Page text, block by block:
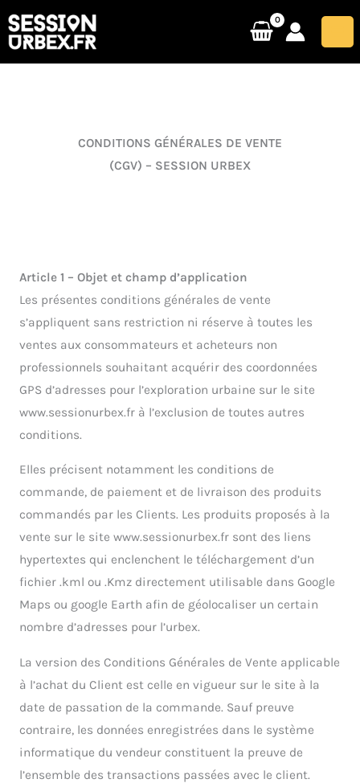
Aller
au
CONDITIONS GÉNÉRALES DE VENTE
(CGV) – SESSION URBEX
Article 1 – Objet et champ d’application
Les présentes conditions générales de vente
s’appliquent sans restriction ni réserve à toutes les
ventes aux consommateurs et acheteurs non
professionnels souhaitant acquérir des coordonnées
GPS d’adresses pour l’exploration urbaine sur le site
www.sessionurbex.fr à l’exclusion de toutes autres
conditions.
Elles précisent notamment les conditions de
commande, de paiement et de livraison des produits
commandés par les Clients. Les produits proposés à la
vente sur le site www.sessionurbex.fr sont des liens
hypertextes qui enclenchent le téléchargement d’un
fichier .kml ou .Kmz directement utilisable dans Google
Maps ou google Earth afin de géolocaliser un certain
nombre d’adresses pour l’urbex.
La version des Conditions Générales de Vente applicable
à l’achat du Client est celle en vigueur sur le site à la
date de passation de la commande. Sauf preuve
contraire, les données enregistrées dans le système
informatique du vendeur constituent la preuve de
l’ensemble des transactions passées avec le client.